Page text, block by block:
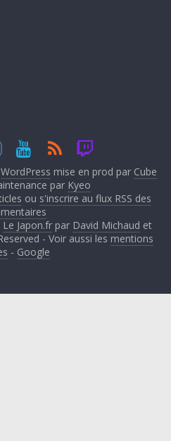
WordPress mise en prod par Cube
par Kyeo
ou s'inscrire au flux RSS des
Le Japon.fr par David Michaud et
- Voir aussi les mentions
- Google